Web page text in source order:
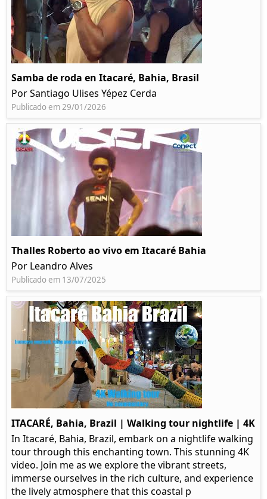
Samba de roda en Itacaré, Bahia, Brasil
Por Santiago Ulises Yépez Cerda
Publicado em 29/01/2026
Thalles Roberto ao vivo em Itacaré Bahia
Por Leandro Alves
Publicado em 13/07/2025
ITACARÉ, Bahia, Brazil | Walking tour nightlife | 4K
In Itacaré, Bahia, Brazil, embark on a nightlife walking
tour through this enchanting town. This stunning 4K
video. Join me as we explore the vibrant streets,
immerse ourselves in the rich culture, and experience
the lively atmosphere that this coastal p